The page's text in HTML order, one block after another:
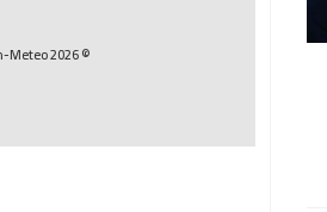
© 2026 Powered by Open-Meteo